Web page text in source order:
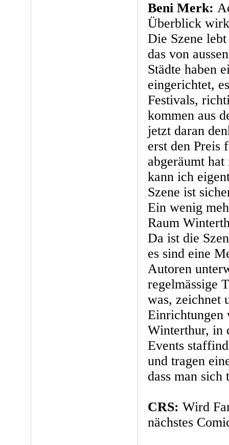
Beni Merk:
Überblick
Die Szene
das von
Städte haben
eingerichtet,
Festivals,
kommen aus
jetzt daran
erst den Preis
abgeräumt
kann ich
Szene ist
Ein wenig
Raum
Da ist die
es sind eine
Autoren
regelmässige
was, zeichnet
Einrichtungen
Winterthur, in
Events
und tragen
dass man
CRS: Wird
nächstes